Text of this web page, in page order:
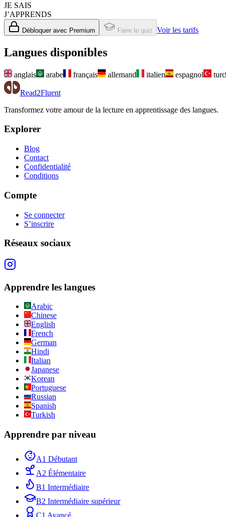
JE SAIS
J’APPRENDS
Débloquer avec Premium Faire le quiz Voir les tarifs
Langues disponibles
anglais arabe français allemand italien espagnol turc
Read2Fluent
Transformez votre amour de la lecture en apprentissage des langues.
Explorer
Blog
Contact
Confidentialité
Conditions
Compte
Se connecter
S’inscrire
Réseaux sociaux
Apprendre les langues
Arabic
Chinese
English
French
German
Hindi
Italian
Japanese
Korean
Portuguese
Russian
Spanish
Turkish
Apprendre par niveau
A1 Débutant
A2 Élémentaire
B1 Intermédiaire
B2 Intermédiaire supérieur
C1 Avancé